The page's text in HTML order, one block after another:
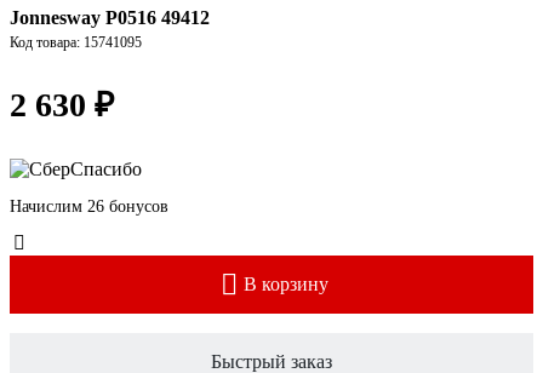
Jonnesway P0516 49412
Код товара: 15741095
2 630 ₽
Начислим 26 бонусов
В корзину
Быстрый заказ